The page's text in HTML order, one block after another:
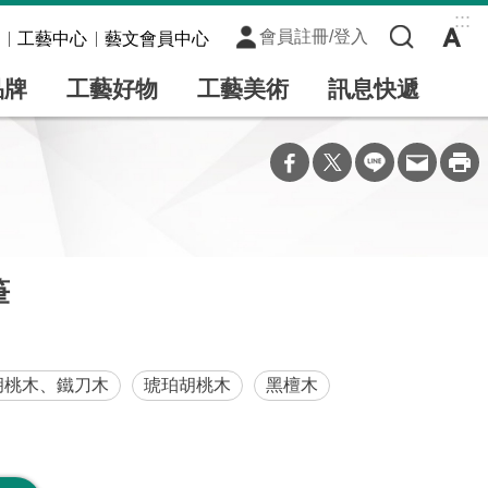
:::
工藝中心 藝文會員中心 會員註冊/登入
工藝好物 工藝美術 訊息快遞
木、鐵刀木 琥珀胡桃木 黑檀木